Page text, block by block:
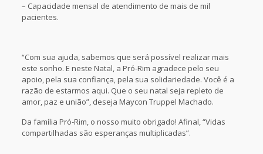
– Capacidade mensal de atendimento de mais de mil
pacientes.
“Com sua ajuda, sabemos que será possível realizar mais
este sonho. E neste Natal, a Pró-Rim agradece pelo seu
apoio, pela sua confiança, pela sua solidariedade. Você é a
razão de estarmos aqui. Que o seu natal seja repleto de
amor, paz e união”, deseja Maycon Truppel Machado.
Da família Pró-Rim, o nosso muito obrigado! Afinal, “Vidas
compartilhadas são esperanças multiplicadas”.